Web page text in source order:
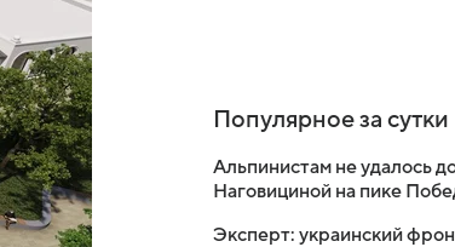
Популярное за сутки
Альпинистам не удалось
Наговициной на пике
Эксперт: украинский